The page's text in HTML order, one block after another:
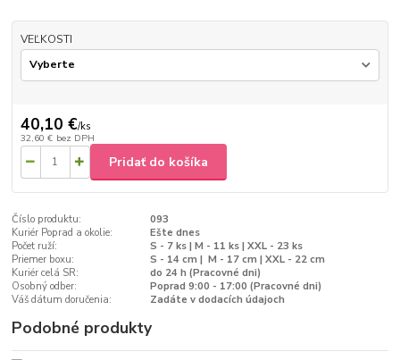
VEĽKOSTI
40,10 €/ks
32,60 € bez DPH
Pridať do košíka
Číslo produktu:
093
Kuriér Poprad a okolie:
Ešte dnes
Počet ruží:
S - 7 ks | M - 11 ks | XXL - 23 ks
Priemer boxu:
S - 14 cm | M - 17 cm | XXL - 22 cm
Kuriér celá SR:
do 24 h (Pracovné dni)
Osobný odber:
Poprad 9:00 - 17:00 (Pracovné dni)
Váš dátum doručenia:
Zadáte v dodacích údajoch
Podobné produkty